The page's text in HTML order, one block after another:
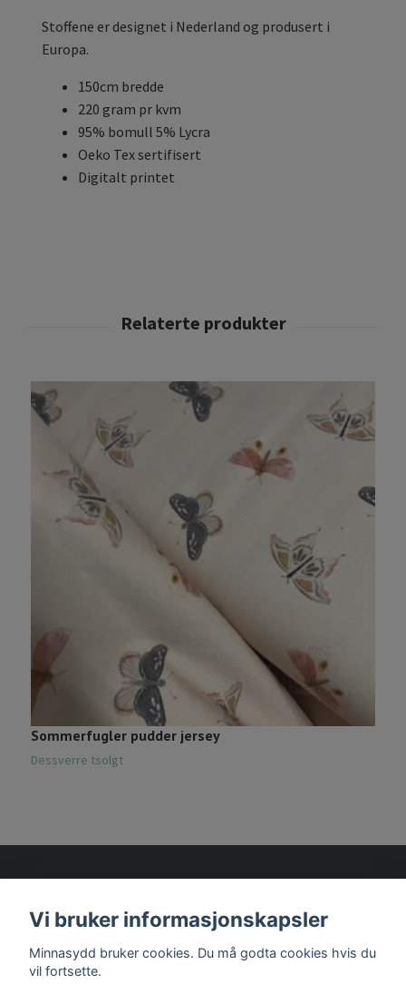
Stoffene er designet i Nederland og produsert i
Europa.
150cm bredde
220 gram pr kvm
95% bomull 5% Lycra
Oeko Tex sertifisert
Digitalt printet
Sommerfugler pudder jersey
Dessverre tsolgt
Vi bruker informasjonskapsler
Minnasydd bruker cookies. Du må godta cookies hvis du
vil fortsette.